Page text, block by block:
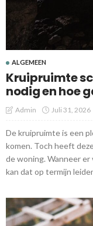
ALGEMEEN
Kruipruimte
nodig en hoe
Admin Juli 31, 2026
De kruipruimte is een
komen. Toch heeft
de woning. Wanneer er
kan dat op termijn